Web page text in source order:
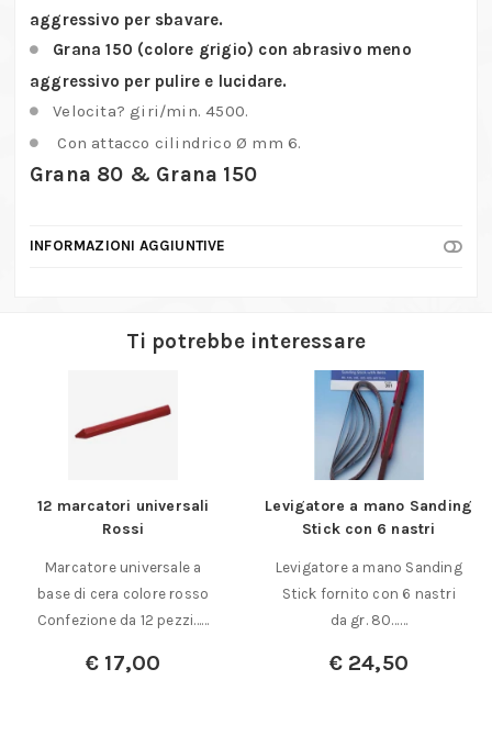
aggressivo per sbavare.
Grana 150 (colore grigio) con abrasivo meno
aggressivo per pulire e lucidare.
Velocita? giri/min. 4500.
Con attacco cilindrico Ø mm 6.
Grana 80 & Grana 150
INFORMAZIONI AGGIUNTIVE
Ti potrebbe interessare
12 marcatori universali
Rossi
Marcatore universale a
base di cera colore rosso
Confezione da 12 pezzi……
€ 17,00
Levigatore a mano Sanding
Stick con 6 nastri
Levigatore a mano Sanding
Stick fornito con 6 nastri
da gr. 80……
€24,50